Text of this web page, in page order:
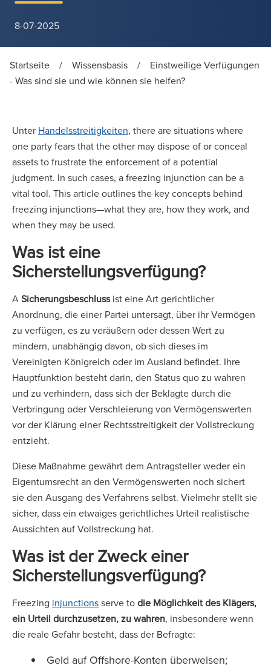
8-07-2025
Startseite / Wissensbasis /
Einstweilige Verfügungen
- Was sind sie und wie können sie helfen?
Unter Handelsstreitigkeiten, there are situations where
one party fears that the other may dispose of or conceal
assets to frustrate the enforcement of a potential
judgment. In such cases, a freezing injunction can be a
vital tool. This article outlines the key concepts behind
freezing injunctions—what they are, how they work, and
when they may be used.
Was ist eine
Sicherstellungsverfügung?
ASicherungsbeschlussist eine Art gerichtlicher
Anordnung, die einer Partei untersagt, über ihr Vermögen
zu verfügen, es zu veräußern oder dessen Wert zu
mindern, unabhängig davon, ob sich dieses im
Vereinigten Königreich oder im Ausland befindet. Ihre
Hauptfunktion besteht darin, den Status quo zu wahren
und zu verhindern, dass sich der Beklagte durch die
Verbringung oder Verschleierung von Vermögenswerten
vor der Klärung einer Rechtsstreitigkeit der Vollstreckung
entzieht.
Diese Maßnahme gewährt dem Antragsteller weder ein
Eigentumsrecht an den Vermögenswerten noch sichert
sie den Ausgang des Verfahrens selbst. Vielmehr stellt sie
sicher, dass ein etwaiges gerichtliches Urteil realistische
Aussichten auf Vollstreckung hat.
Was ist der Zweck einer
Sicherstellungsverfügung?
Freezing injunctionsserve todie Möglichkeit des Klägers,
ein Urteil durchzusetzen, zu wahren, insbesondere wenn
die reale Gefahr besteht, dass der Befragte:
Geld auf Offshore-Konten überweisen;